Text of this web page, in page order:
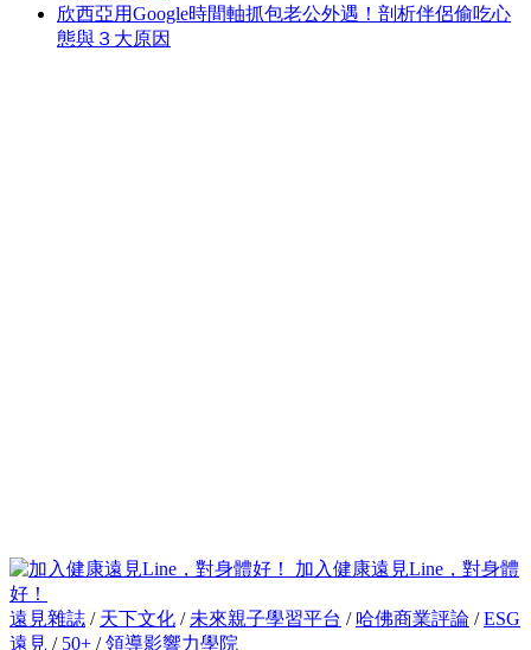
欣西亞用Google時間軸抓包老公外遇！剖析伴侶偷吃心
態與３大原因
加入健康遠見Line，對身體
好！
遠見雜誌 / 天下文化 / 未來親子學習平台 / 哈佛商業評論 /ESG
遠見 / 50+ /領導影響力學院